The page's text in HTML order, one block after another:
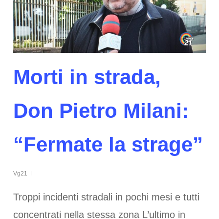
Morti in strada,
Don Pietro Milani:
“Fermate la strage”
Vg21
Troppi incidenti stradali in pochi mesi e tutti
concentrati nella stessa zona L’ultimo in